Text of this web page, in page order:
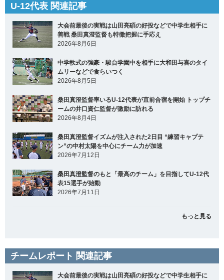
U-12代表 関連記事
大会前最後の実戦は山田亮碩の好投などで中学生相手に
善戦 桑田真澄監督も特徴把握に手応え
2026年8月6日
中学軟式の強豪・駿台学園中を相手に大和田与喜のタイ
ムリーなどで食らいつく
2026年8月5日
桑田真澄監督率いるU-12代表が直前合宿を開始 トップチ
ームの井口資仁監督が激励に訪れる
2026年8月4日
桑田真澄監督イズムが注入された2日目 “練習キャプテ
ン”の中村太陽を中心にチーム力が加速
2026年7月12日
桑田真澄監督のもと「最高のチーム」を目指してU-12代
表15選手が始動
2026年7月11日
もっと見る
チームレポート 関連記事
大会前最後の実戦は山田亮碩の好投などで中学生相手に